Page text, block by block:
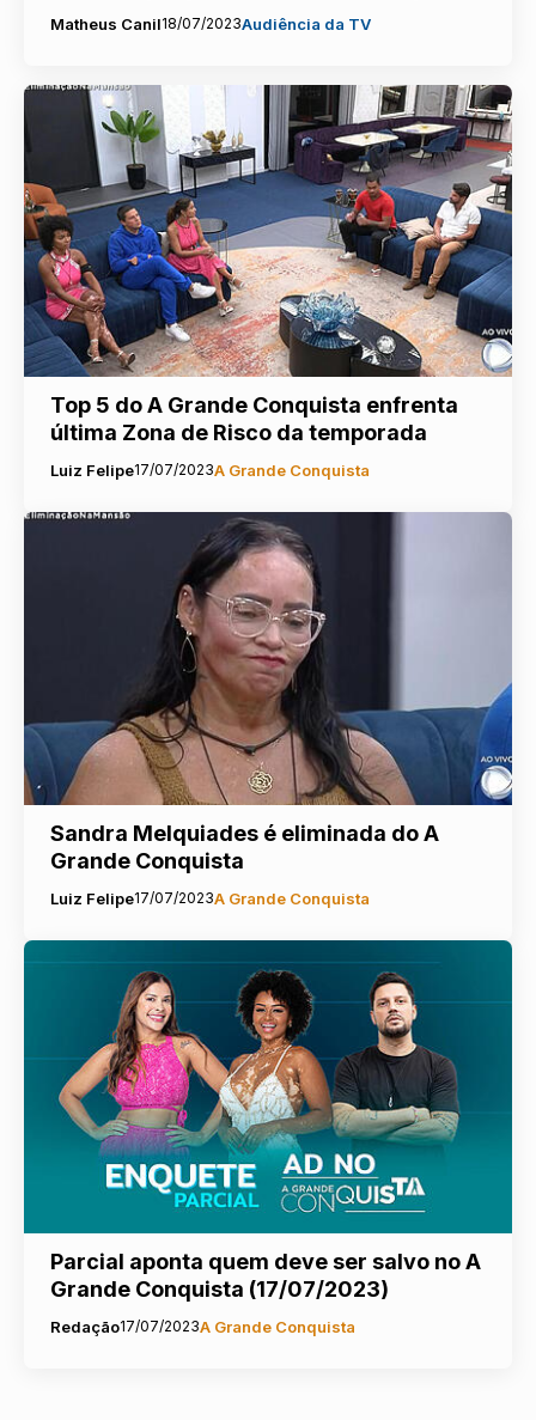
Matheus Canil18/07/2023Audiência da TV
Top 5 do A Grande Conquista enfrenta
última Zona de Risco da temporada
Luiz Felipe17/07/2023A Grande Conquista
Sandra Melquiades é eliminada do A
Grande Conquista
Luiz Felipe17/07/2023A Grande Conquista
Parcial aponta quem deve ser salvo no A
Grande Conquista (17/07/2023)
Redação17/07/2023A Grande Conquista